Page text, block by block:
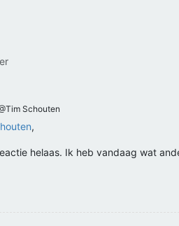
Schouten
,
helaas. Ik heb vandaag wat